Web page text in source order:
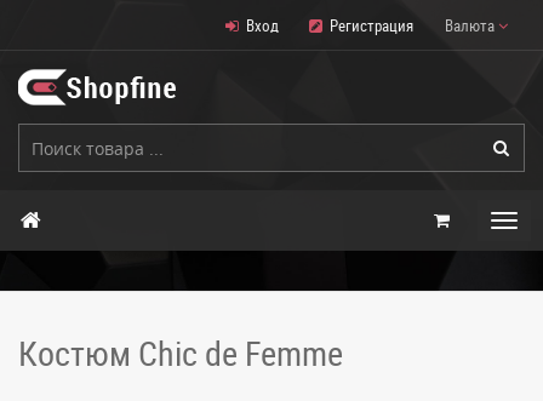
Валюта
Вход Регистрация
Костюм Chic de Femme